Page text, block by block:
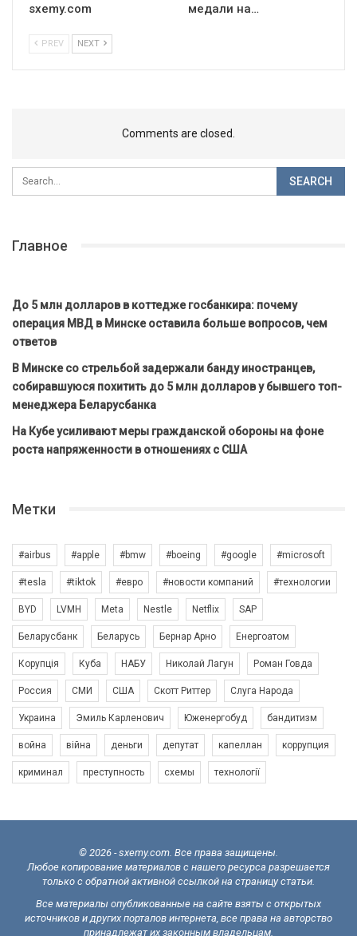
sxemy.com
медали на…
PREV NEXT
Comments are closed.
Главное
До 5 млн долларов в коттедже госбанкира: почему
операция МВД в Минске оставила больше вопросов, чем
ответов
В Минске со стрельбой задержали банду иностранцев,
собиравшуюся похитить до 5 млн долларов у бывшего топ-
менеджера Беларусбанка
На Кубе усиливают меры гражданской обороны на фоне
роста напряженности в отношениях с США
Метки
#airbus #apple #bmw #boeing #google #microsoft
#tesla #tiktok #евро #новости компаний #технологии
BYD LVMH Meta Nestle Netflix SAP
Беларусбанк Беларусь Бернар Арно Енергоатом
Корупція Куба НАБУ Николай Лагун Роман Говда
Россия СМИ США Скотт Риттер Слуга Народа
Украина Эмиль Карленович Юженергобуд бандитизм
война війна деньги депутат капеллан коррупция
криминал преступность схемы технології
© 2026 - sxemy.com. Все права защищены.
Любое копирование материалов с нашего ресурса разрешается
только с обратной активной ссылкой на страницу статьи.
Все материалы опубликованные на сайте взяты с открытых
источников и других порталов интернета, все права на авторство
принадлежат их законным владельцам.